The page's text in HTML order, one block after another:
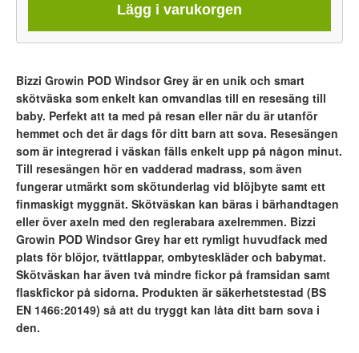
Lägg i varukorgen
Bizzi Growin POD Windsor Grey är en unik och smart
skötväska som enkelt kan omvandlas till en resesäng till
baby. Perfekt att ta med på resan eller när du är utanför
hemmet och det är dags för ditt barn att sova. Resesängen
som är integrerad i väskan fälls enkelt upp på någon minut.
Till resesängen hör en vadderad madrass, som även
fungerar utmärkt som skötunderlag vid blöjbyte samt ett
finmaskigt myggnät. Skötväskan kan bäras i bärhandtagen
eller över axeln med den reglerabara axelremmen. Bizzi
Growin POD Windsor Grey har ett rymligt huvudfack med
plats för blöjor, tvättlappar, ombyteskläder och babymat.
Skötväskan har även två mindre fickor på framsidan samt
flaskfickor på sidorna. Produkten är säkerhetstestad (BS
EN 1466:20149) så att du tryggt kan låta ditt barn sova i
den.